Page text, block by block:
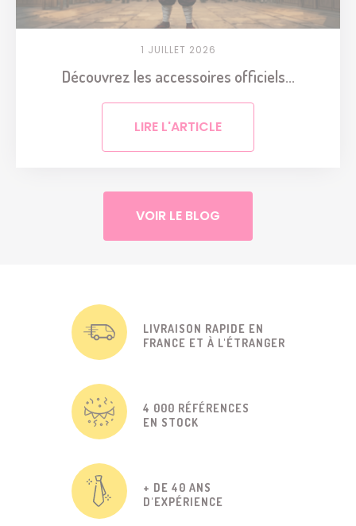
1 JUILLET 2026
Découvrez les accessoires officiels...
LIRE L'ARTICLE
VOIR LE BLOG
LIVRAISON RAPIDE EN
FRANCE ET À L'ÉTRANGER
4 000 RÉFÉRENCES
EN STOCK
+ DE 40 ANS
D'EXPÉRIENCE